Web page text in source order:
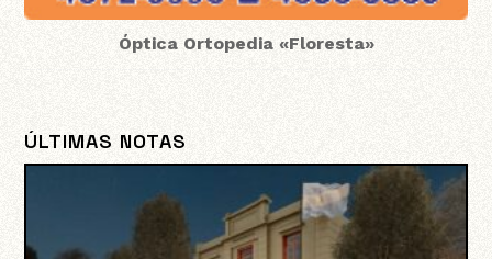
Óptica Ortopedia «Floresta»
ÚLTIMAS NOTAS